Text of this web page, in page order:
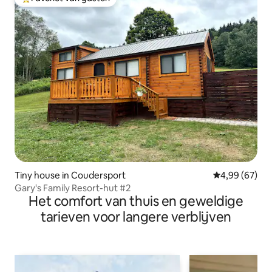
Topfavoriet van gasten
Tiny house in Coudersport Gemiddelde
4,99 (67)
Gary's Family Resort-hut #2
Het comfort van thuis en geweldige
tarieven voor langere verblijven